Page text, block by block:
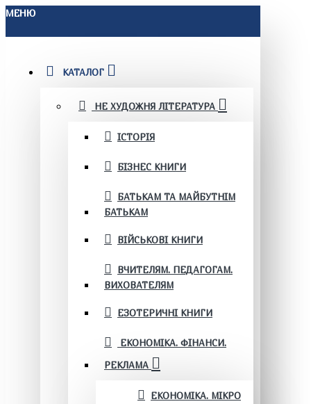
МЕНЮ
КАТАЛОГ
НЕ ХУДОЖНЯ ЛІТЕРАТУРА
ІСТОРІЯ
БІЗНЕС КНИГИ
БАТЬКАМ ТА МАЙБУТНІМ
БАТЬКАМ
ВІЙСЬКОВІ КНИГИ
ВЧИТЕЛЯМ. ПЕДАГОГАМ.
ВИХОВАТЕЛЯМ
ЕЗОТЕРИЧНІ КНИГИ
ЕКОНОМІКА. ФІНАНСИ.
РЕКЛАМА
ЕКОНОМІКА. МІКРО